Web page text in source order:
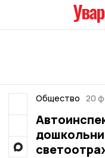
Общество 20